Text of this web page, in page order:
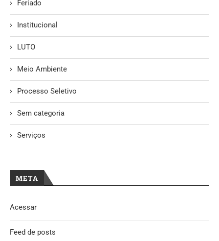
Feriado
Institucional
LUTO
Meio Ambiente
Processo Seletivo
Sem categoria
Serviços
META
Acessar
Feed de posts